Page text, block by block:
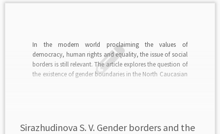
In the modern world proclaiming the values of
democracy, human rights and equality, the issue of social
borders is still relevant. The article explores the question of
the existence of gender boundaries in the North Caucasian
Sirazhudinova S. V. Gender borders and the